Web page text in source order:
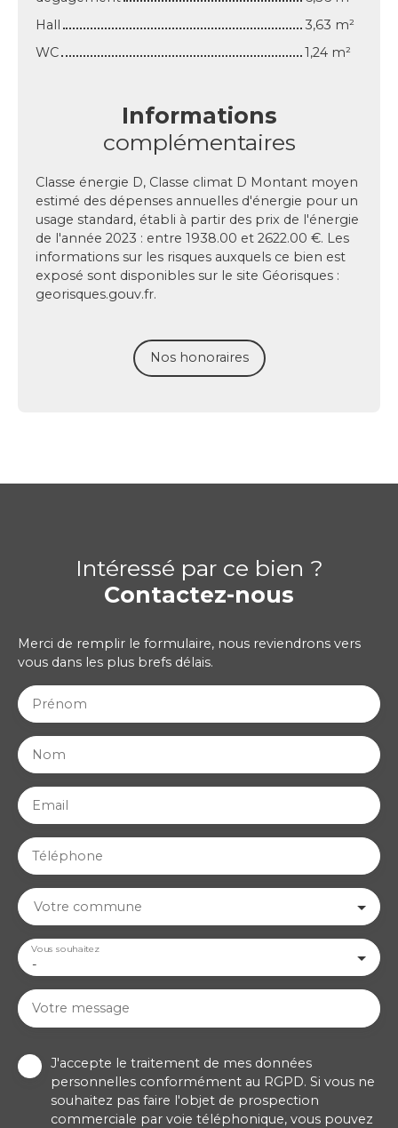
Hall
3,63 m²
WC
1,24 m²
Informations
complémentaires
Classe énergie D, Classe climat D Montant moyen
estimé des dépenses annuelles d'énergie pour un
usage standard, établi à partir des prix de l'énergie
de l'année 2023 : entre 1938.00 et 2622.00 €. Les
informations sur les risques auxquels ce bien est
exposé sont disponibles sur le site Géorisques :
georisques.gouv.fr.
Nos honoraires
Intéressé par ce bien ?
Contactez-nous
Merci de remplir le formulaire, nous reviendrons vers
vous dans les plus brefs délais.
Prénom
Nom
Email
Téléphone
Votre commune
-
Vous souhaitez
Votre message
J'accepte le traitement de mes données
personnelles conformément au RGPD. Si vous ne
souhaitez pas faire l'objet de prospection
commerciale par voie téléphonique, vous pouvez